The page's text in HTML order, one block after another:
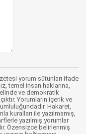
yorum sütunları ifade
temel insan haklarına,
ve demokratik
Yorumların içerik ve
Hakaret,
kuralları ile yazılmamış,
yazılmış yorumlar
Özensizce belirlenmiş